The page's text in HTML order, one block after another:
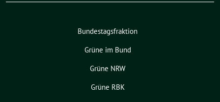
Bundestagsfraktion
Grüne im Bund
Grüne NRW
Grüne RBK